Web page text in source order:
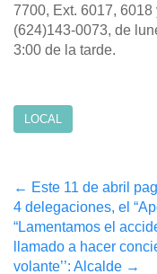
7700, Ext. 6017,
(624)143-0073, de
3:00 de la tarde.
LOCAL
Post
navigation
← Este 11 de abril
4 delegaciones, el
“Lamentamos el
llamado a hacer
volante’’: Alcalde →